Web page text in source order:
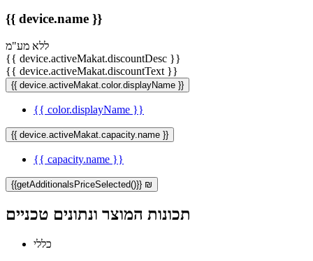
{{ device.name }}
ללא מע"מ
{{ device.activeMakat.discountDesc }}
{{ device.activeMakat.discountText }}
{{ device.activeMakat.color.displayName }}
{{ color.displayName }}
{{ device.activeMakat.capacity.name }}
{{ capacity.name }}
{{getAdditionalsPriceSelected()}} ₪
תכונות המוצר ונתונים טכניים
כללי